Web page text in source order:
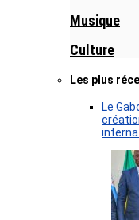
Musique
Culture
Les plus
Le